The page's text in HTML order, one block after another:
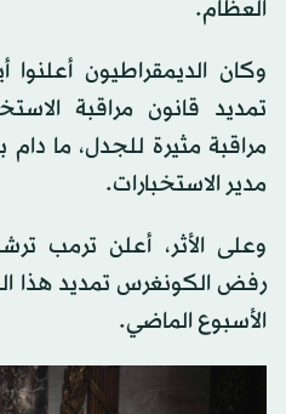
العظام.
وكان الديمقراطيون
تمديد قانون مراقبة
مراقبة مثيرة للجدل، ما
مدير الاستخبارات.
وعلى الأثر، أعلن ترمب
رفض الكونغرس تمديد هذا
الأسبوع الماضي.